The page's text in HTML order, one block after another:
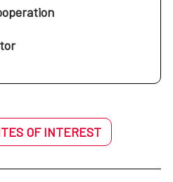
OF INTEREST